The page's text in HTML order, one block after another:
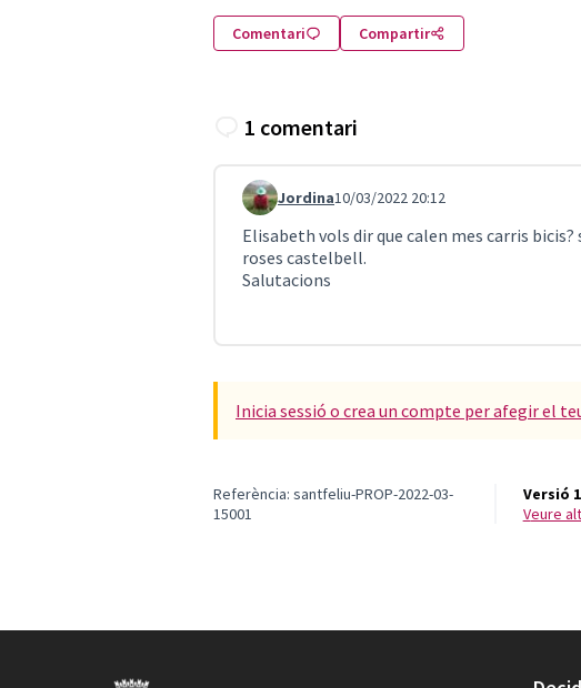
Comentari Compartir
1 comentari
Comentari 2538
Jordina10/03/2022 20:12
Elisabeth vols dir que calen mes carris
roses castelbell.
Salutacions
Inicia sessió o crea un compte per afegir el
Referència: santfeliu-PROP-2022-03-
15001
Versió 1
veure